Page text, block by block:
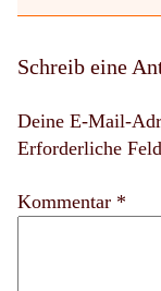
Schreib eine
Deine E-Mail-
Erforderliche
Kommentar *